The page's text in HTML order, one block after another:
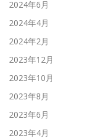
2024年6月
2024年4月
2024年2月
2023年12月
2023年10月
2023年8月
2023年6月
2023年4月